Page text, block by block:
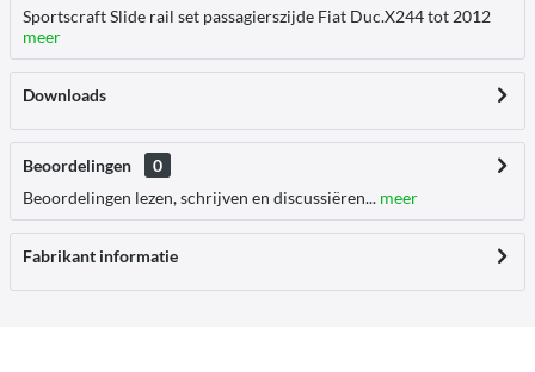
Sportscraft Slide rail set passagierszijde Fiat Duc.X244 tot 2012
meer
Downloads
Beoordelingen
0
Beoordelingen lezen, schrijven en discussiëren... meer
Fabrikant informatie